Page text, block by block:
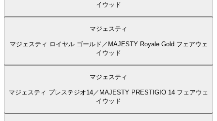
イウッド
マジェスティ
マジェスティ ロイヤル ゴールド／MAJESTY Royale Gold フェアウェ
イウッド
マジェスティ
マジェスティ プレステジオ14／MAJESTY PRESTIGIO 14 フェアウェ
イウッド